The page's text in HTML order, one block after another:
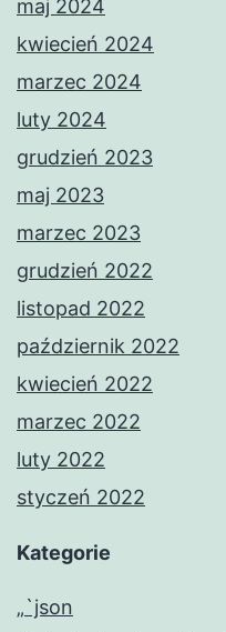
maj 2024
kwiecień 2024
marzec 2024
luty 2024
grudzień 2023
maj 2023
marzec 2023
grudzień 2022
listopad 2022
październik 2022
kwiecień 2022
marzec 2022
luty 2022
styczeń 2022
Kategorie
„`json